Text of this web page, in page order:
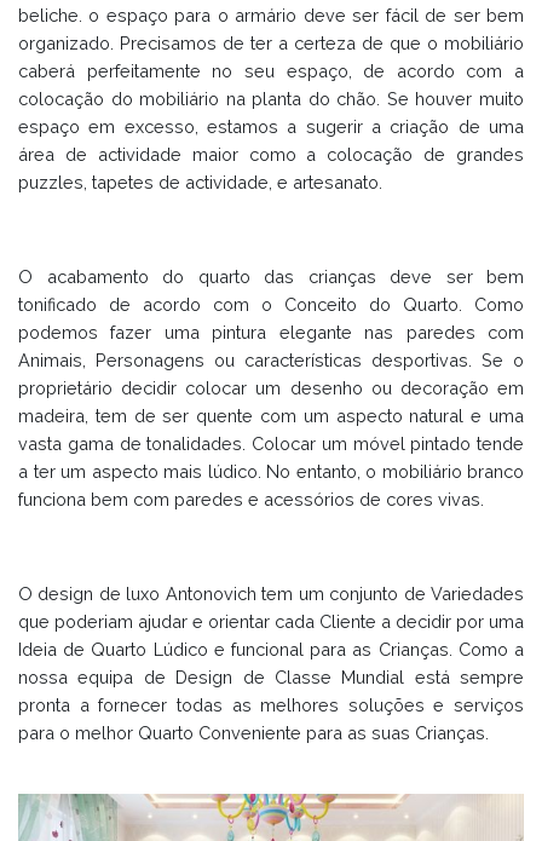
beliche. o espaço para o armário deve ser fácil de ser bem
organizado. Precisamos de ter a certeza de que o mobiliário
caberá perfeitamente no seu espaço, de acordo com a
colocação do mobiliário na planta do chão. Se houver muito
espaço em excesso, estamos a sugerir a criação de uma
área de actividade maior como a colocação de grandes
puzzles, tapetes de actividade, e artesanato.
O acabamento do quarto das crianças deve ser bem
tonificado de acordo com o Conceito do Quarto. Como
podemos fazer uma pintura elegante nas paredes com
Animais, Personagens ou características desportivas. Se o
proprietário decidir colocar um desenho ou decoração em
madeira, tem de ser quente com um aspecto natural e uma
vasta gama de tonalidades. Colocar um móvel pintado tende
a ter um aspecto mais lúdico. No entanto, o mobiliário branco
funciona bem com paredes e acessórios de cores vivas.
O design de luxo Antonovich tem um conjunto de Variedades
que poderiam ajudar e orientar cada Cliente a decidir por uma
Ideia de Quarto Lúdico e funcional para as Crianças. Como a
nossa equipa de Design de Classe Mundial está sempre
pronta a fornecer todas as melhores soluções e serviços
para o melhor Quarto Conveniente para as suas Crianças.